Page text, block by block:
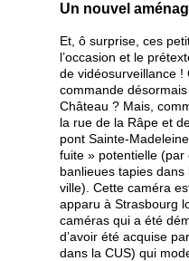
Un nouvel
Et, ô surprise, ces
l’occasion et le
de vidéosurveillance !
commande
Château ? Mais,
la rue de la Râpe et
pont Sainte-
fuite » potentielle (par
banlieues tapies
ville). Cette caméra
apparu à Strasbourg
caméras qui a été
d’avoir été acquise
dans la CUS) qui